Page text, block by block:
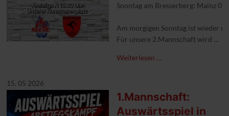
Sonntag am Bresserberg: Mainz 05
Am morgigen Sonntag ist wieder
Für unsere 2.Mannschaft wird es
Freuen wir uns auf einen tollen
Weiterlesen …
15. 05 2026
1.Mannschaft:
Auswärtsspiel in